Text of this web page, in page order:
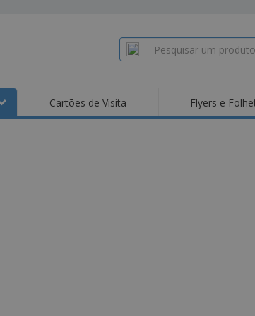
Cartões de Visita Flyers e